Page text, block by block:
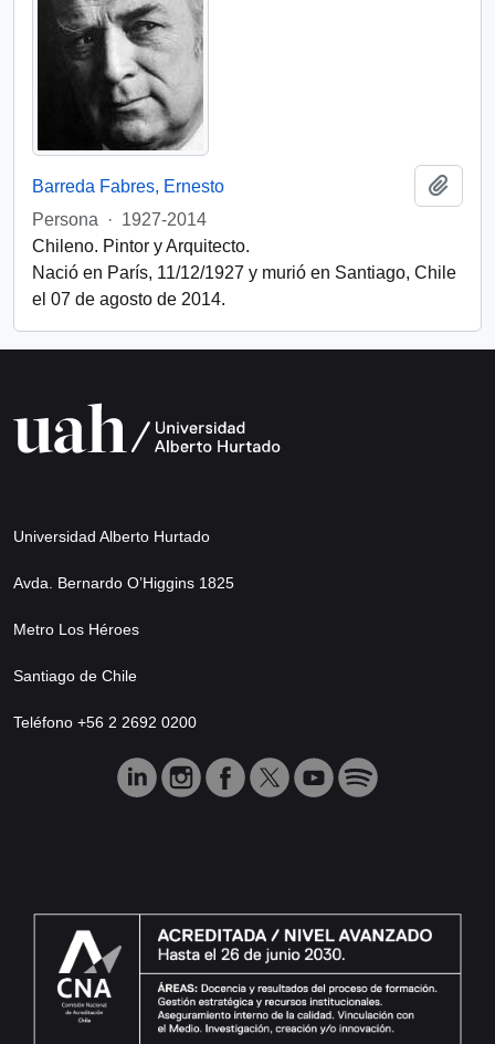
Barreda Fabres, Ernesto
Persona
· 1927-2014
Chileno. Pintor y Arquitecto.
Nació en París, 11/12/1927 y murió en Santiago, Chile
el 07 de agosto de 2014.
Universidad Alberto Hurtado
Avda. Bernardo O’Higgins 1825
Metro Los Héroes
Santiago de Chile
Teléfono +56 2 2692 0200